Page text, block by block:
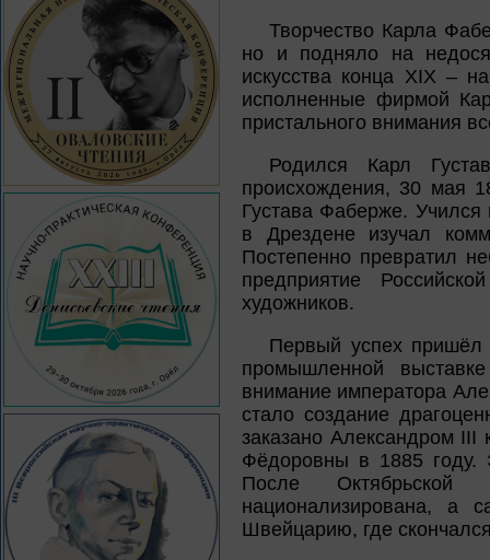
Творчество Карла
но и подняло на
искусства конца XIX –
исполненные фирмой
пристального внимания
Родился Карл
происхождения, 30 мая
Густава Фаберже. Учился
в Дрездене изучал
Постепенно превратил
предприятие
художников.
Первый успех пришёл
промышленной
внимание императора
стало создание
заказано Александром III
Фёдоровны в 1885 году.
После
национализирована, а
Швейцарию, где